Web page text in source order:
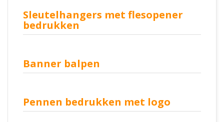
Sleutelhangers met flesopener
bedrukken
Banner balpen
Pennen bedrukken met logo